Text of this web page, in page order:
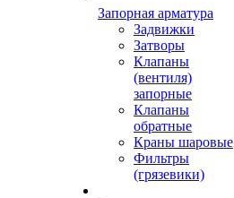
Запорная арматура
Задвижки
Затворы
Клапаны
(вентиля)
запорные
Клапаны
обратные
Краны шаровые
Фильтры
(грязевики)